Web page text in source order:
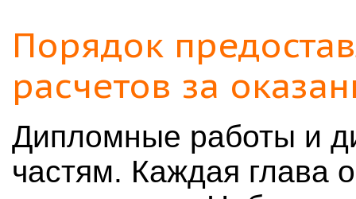
Порядок
расчетов за
Дипломные работы и
частям. Каждая глава